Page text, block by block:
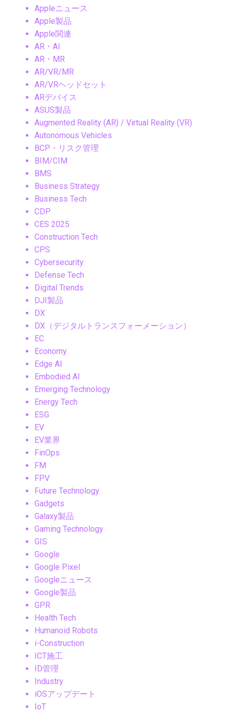
Appleニュース
Apple製品
Apple関連
AR・AI
AR・MR
AR/VR/MR
AR/VRヘッドセット
ARデバイス
ASUS製品
Augmented Reality (AR) / Virtual Reality (VR)
Autonomous Vehicles
BCP・リスク管理
BIM/CIM
BMS
Business Strategy
Business Tech
CDP
CES 2025
Construction Tech
CPS
Cybersecurity
Defense Tech
Digital Trends
DJI製品
DX
DX（デジタルトランスフォーメーション）
EC
Economy
Edge AI
Embodied AI
Emerging Technology
Energy Tech
ESG
EV
EV業界
FinOps
FM
FPV
Future Technology
Gadgets
Galaxy製品
Gaming Technology
GIS
Google
Google Pixel
Googleニュース
Google製品
GPR
Health Tech
Humanoid Robots
i-Construction
ICT施工
ID管理
Industry
iOSアップデート
IoT